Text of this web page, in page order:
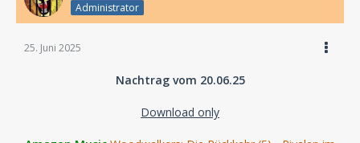
Administrator
25. Juni 2025
Nachtrag vom 20.06.25
Download only